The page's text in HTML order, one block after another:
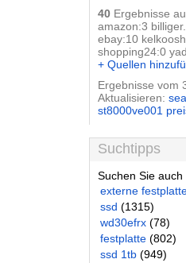
40 Ergebnisse
amazon:3
ebay:10
shopping24:0
+ Quellen
Ergebnisse vom
Aktualisieren:
st8000ve001
Suchtipps
Suchen Sie auch
externe
ssd (1315)
wd30efrx (78)
festplatte (802)
ssd 1tb (949)